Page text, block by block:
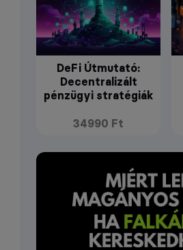
DeFi Útmutató:
Decentralizált
pénzügyi stratégiák
34990 Ft